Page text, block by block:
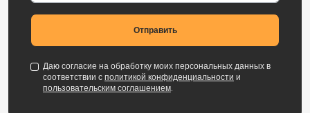
Отправить
Даю согласие на обработку моих персональных данных в
соответствии сполитикой конфиденциальности и
пользовательским соглашением.